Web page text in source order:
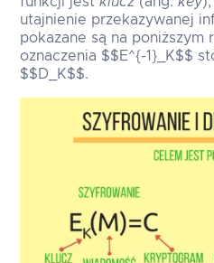
utajnienie przekazywanej
pokazane są na poniższym
oznaczenia $$E^{-1}_K$$
$$D_K$$.